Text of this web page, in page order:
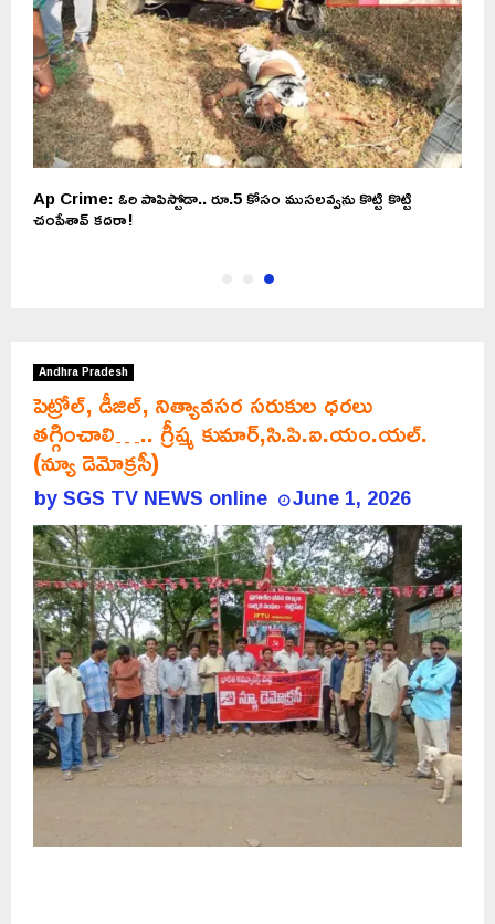
Ap Crime: ఓరి పాపిస్టోడా.. రూ.5 కోసం ముసలవ్వను కొట్టి కొట్టి
చంపేశావ్ కదరా!
Andhra Pradesh
పెట్రోల్, డీజిల్, నిత్యావసర సరుకుల ధరలు
తగ్గించాలి….. గ్రీష్మ కుమార్,సి.పి.ఐ.యం.యల్.
(న్యూ డెమోక్రసీ)
bySGS TV NEWS online June 1, 2026